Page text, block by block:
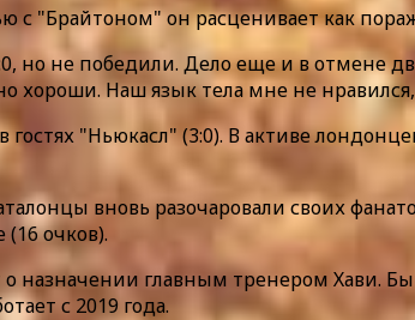
с "Брайтоном" он расценивает как
но не победили. Дело еще и в отмене
Наш язык тела мне не нравился,
"Ньюкасл" (3:0). В активе
вновь разочаровали своих
очков).
о назначении главным тренером Хави.
с 2019 года.